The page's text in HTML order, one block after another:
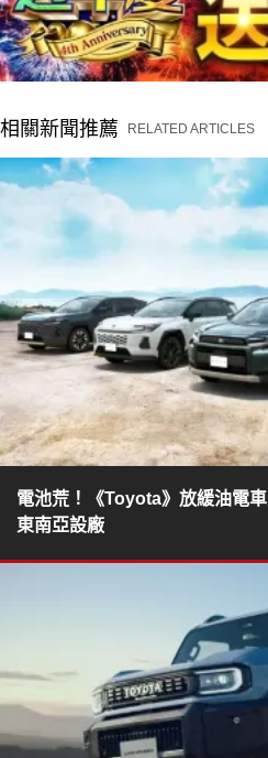
相關新聞推薦 RELATED ARTICLES
電池荒！《Toyota》放緩油電
東南亞設廠